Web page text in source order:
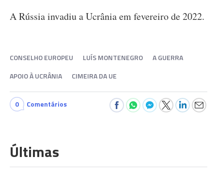
A Rússia invadiu a Ucrânia em fevereiro de 2022.
CONSELHO EUROPEU LUÍS MONTENEGRO
A GUERRA
APOIO À UCRÂNIA
CIMEIRA DA UE
0 Comentários
Últimas